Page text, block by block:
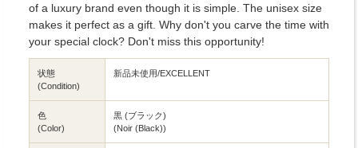
of a luxury brand even though it is simple. The unisex size
makes it perfect as a gift. Why don't you carve the time with
your special clock? Don't miss this opportunity!
状態
(Condition)
新品未使用/EXCELLENT
色
(Color)
黒 (ブラック)
(Noir (Black))